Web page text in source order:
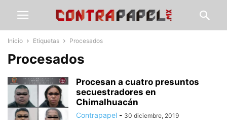
Inicio Etiquetas Procesados
Procesados
Procesan a cuatro presuntos
secuestradores en
Chimalhuacán
Contrapapel - 30 diciembre, 2019